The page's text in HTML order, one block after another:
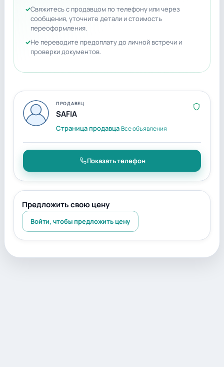
Свяжитесь с продавцом по телефону или через
сообщения, уточните детали и стоимость
переоформления.
Не переводите предоплату до личной встречи и
проверки документов.
ПРОДАВЕЦ
SAFIA
Страница продавцаВсе объявления
Показать телефон
Предложить свою цену
Войти, чтобы предложить цену